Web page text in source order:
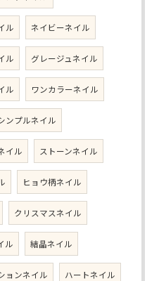
ル ネイビーネイル
ル グレージュネイル
ル ワンカラーネイル
ンプルネイル
イル ストーンネイル
ヒョウ柄ネイル
クリスマスネイル
ル 結晶ネイル
ョンネイル ハートネイル